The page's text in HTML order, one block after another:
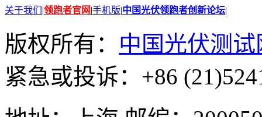
关于我们 |领跑者官网|手机版|中国光伏领跑者创新论坛|
版权所有： 中国光伏测试
紧急或投诉：+86